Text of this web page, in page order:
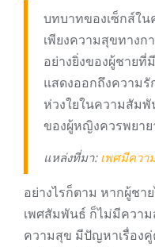
บทบาทของเซ็กส์ใ
เพียงความสุขทางก
อย่างยิ่งของผู้ชายที่
แสดงออกถึงความ
ห่วงใยในความสัม
ของผู้หญิงควรพยาย
แหล่งที่มา: เพศมีคว
อย่างไรก็ตาม หากผู้ชา
เพศสัมพันธ์ ก็ไม่มีควา
ความสุข มีปัญหาเรื่อง